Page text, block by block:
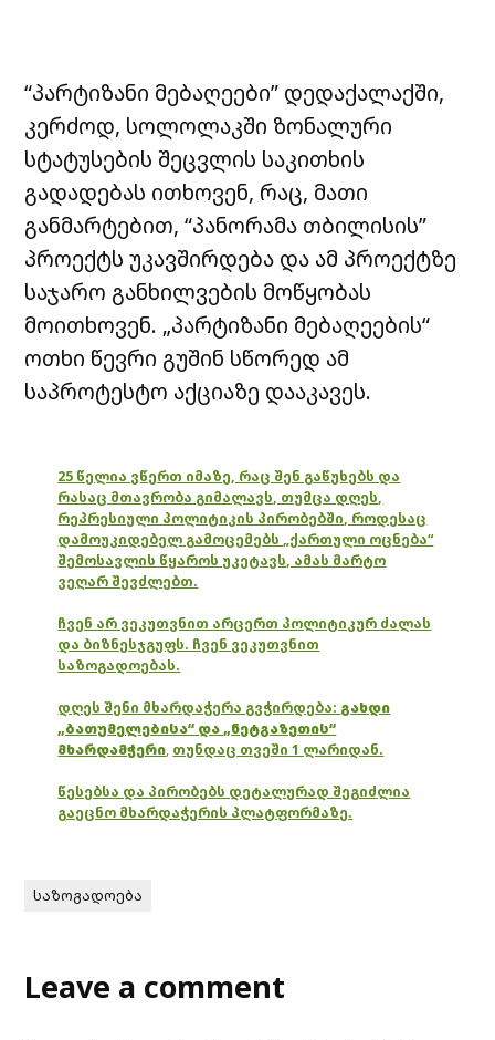
“პარტიზანი მებაღეები” დედაქალაქში,
კერძოდ, სოლოლაკში ზონალური
სტატუსების შეცვლის საკითხის
გადადებას ითხოვენ, რაც, მათი
განმარტებით, “პანორამა თბილისის”
პროექტს უკავშირდება და ამ პროექტზე
საჯარო განხილვების მოწყობას
მოითხოვენ. „პარტიზანი მებაღეების“
ოთხი წევრი გუშინ სწორედ ამ
საპროტესტო აქციაზე დააკავეს.
25 წელია ვწერთ იმაზე, რაც შენ გაწუხებს და
რასაც მთავრობა გიმალავს, თუმცა დღეს,
რეპრესიული პოლიტიკის პირობებში, როდესაც
დამოუკიდებელ გამოცემებს „ქართული ოცნება“
შემოსავლის წყაროს უკეტავს, ამას მარტო
ვეღარ შევძლებთ.
ჩვენ არ ვეკუთვნით არცერთ პოლიტიკურ ძალას
და ბიზნესჯგუფს. ჩვენ ვეკუთვნით
საზოგადოებას.
დღეს შენი მხარდაჭერა გვჭირდება: გახდი
„ბათუმელებისა“ და „ნეტგაზეთის“
მხარდამჭერი, თუნდაც თვეში 1 ლარიდან.
წესებსა და პირობებს დეტალურად შეგიძლია
გაეცნო მხარდაჭერის პლატფორმაზე.
საზოგადოება
Leave a comment